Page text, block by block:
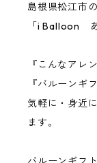
バルーンスタンド
新築祝い
推し
ゴールド系
シルバー系
お年賀島根県松江市
「i Balloon
『こんなアレ
『バルーンギ
気軽に・身近
ます。